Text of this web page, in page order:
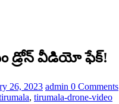
డ్రోన్ వీడియో ఫేక్!
26, 2023 admin 0 Comments
, tirumala-drone-video